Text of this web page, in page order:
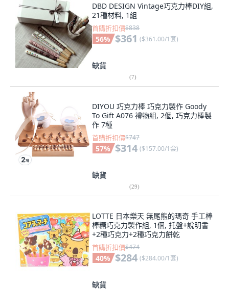
DBD DESIGN Vintage巧克力棒DIY組,
21種材料, 1組
首購折扣價$838
56% $361 ($361.00/1套)
缺貨
(7)
DIYOU 巧克力棒 巧克力製作 Goody
To Gift A076 禮物組, 2個, 巧克力棒製
作 7種
首購折扣價$747
57% $314 ($157.00/1套)
缺貨
(29)
LOTTE 日本樂天 無尾熊的瑪奇 手工棒
棒糖巧克力製作組, 1個, 托盤+說明書
+2種巧克力+2種巧克力餅乾
首購折扣價$474
40% $284 ($284.00/1套)
缺貨